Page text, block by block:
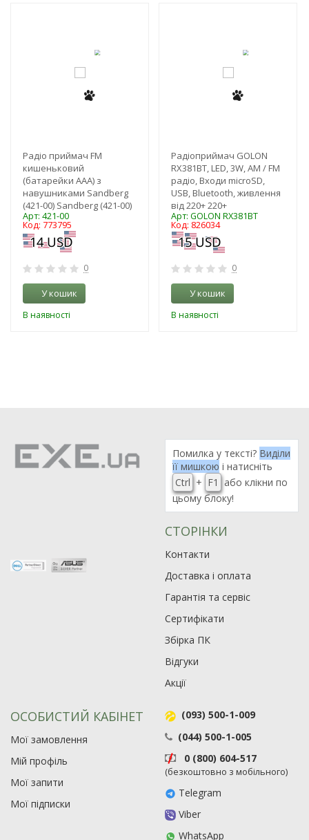
Радіо приймач FM
кишеньковий
(батарейки AAA) з
навушниками Sandberg
(421-00) Sandberg (421-00)
Арт: 421-00
Код: 773795
0
У кошик
В наявності
Радіоприймач GOLON
RX381BT, LED, 3W, AM / FM
радіо, Входи microSD,
USB, Bluetooth, живлення
від 220+ 220+
Арт: GOLON RX381BT
Код: 826034
0
У кошик
В наявності
Помилка у тексті? Виділи
її мишкою і натисніть
Ctrl + F1
або клікни по
цьому блоку!
СТОРІНКИ
Контакти
Доставка і оплата
Гарантія та сервіс
Сертифікати
Збірка ПК
Відгуки
Акції
ОСОБИСТИЙ КАБІНЕТ
Мої замовлення
Мій профіль
Мої запити
Мої підписки
(093) 500-1-009
(044) 500-1-005
0 (800) 604-517
(безкоштовно з мобільного)
Telegram
Viber
WhatsApp